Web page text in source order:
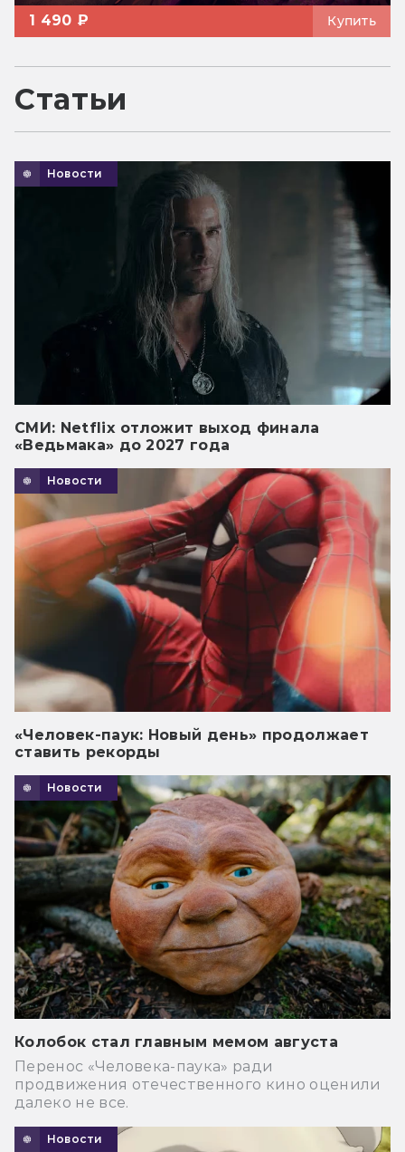
1 490 ₽ Купить
Статьи
Новости
СМИ: Netflix отложит выход финала
«Ведьмака» до 2027 года
Новости
«Человек-паук: Новый день» продолжает
ставить рекорды
Новости
Колобок стал главным мемом августа
Перенос «Человека-паука» ради
продвижения отечественного кино оценили
далеко не все.
Новости